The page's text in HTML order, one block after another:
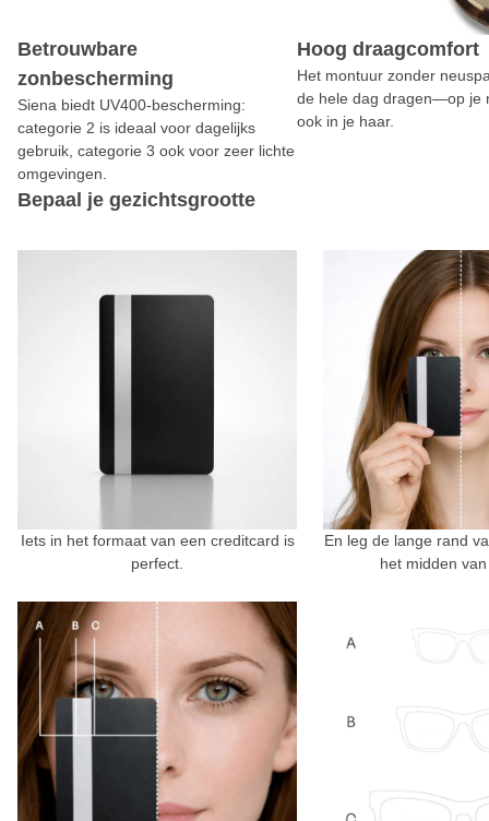
Betrouwbare
zonbescherming
Siena biedt UV400-bescherming:
categorie 2 is ideaal voor dagelijks
gebruik, categorie 3 ook voor zeer lichte
omgevingen.
Hoog draagcomfort
Het montuur zonder
de hele dag dragen—op je
ook in je haar.
Bepaal je gezichtsgrootte
Iets in het formaat van een creditcard is
perfect.
En leg de lange rand
het midden